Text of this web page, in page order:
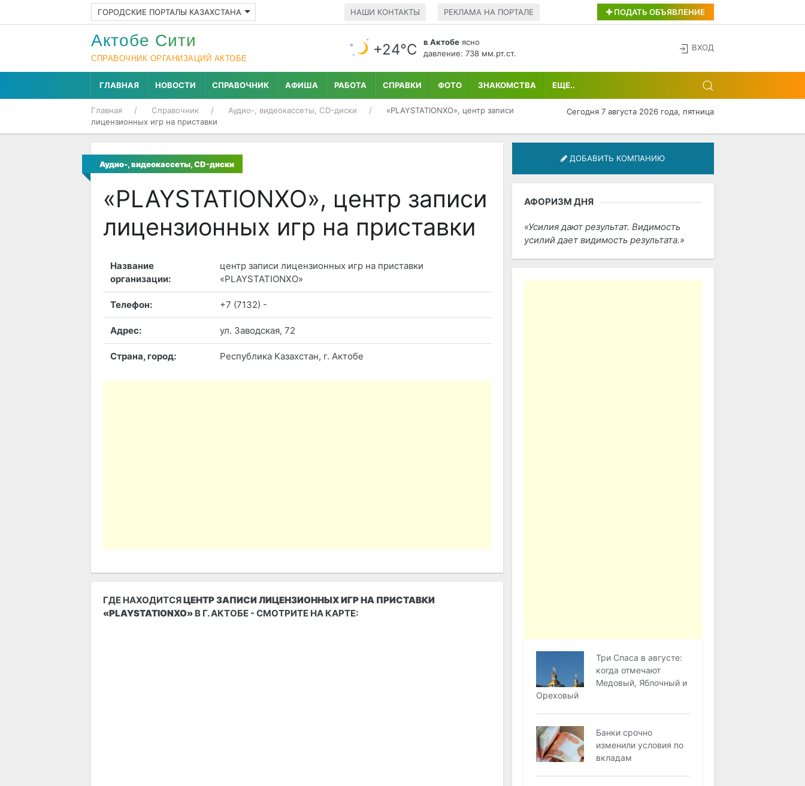
ГОРОДСКИЕ ПОРТАЛЫ КАЗАХСТАНА НАШИ КОНТАКТЫ РЕКЛАМА НА ПОРТАЛЕ ПОДАТЬ ОБЪЯВЛЕНИЕ
Актобе Cити
СПРАВОЧНИК ОРГАНИЗАЦИЙ АКТОБЕ
+24°С в Актобе ясно
давление: 738 мм.рт.ст.
ВХОД
ГЛАВНАЯ НОВОСТИ СПРАВОЧНИК АФИША РАБОТА СПРАВКИ ФОТО ЗНАКОМСТВА ЕЩЕ..
Главная Справочник Аудио-, видеокассеты, СD-диски
«PLAYSTATIONXO», центр записи
лицензионных игр на приставки
Сегодня 7 августа 2026 года, пятница
Аудио-, видеокассеты, СD-диски
«PLAYSTATIONXO», центр записи
лицензионных игр на приставки
Название
организации:
центр записи лицензионных игр на приставки
«PLAYSTATIONXO»
Телефон: +7 (7132) -
Адрес: ул. Заводская, 72
Страна, город: Республика Казахстан, г. Актобе
ГДЕ НАХОДИТСЯЦЕНТР ЗАПИСИ ЛИЦЕНЗИОННЫХ ИГР НА ПРИСТАВКИ
«PLAYSTATIONXO» В Г. АКТОБЕ - СМОТРИТЕ НА КАРТЕ:
ДОБАВИТЬ КОМПАНИЮ
АФОРИЗМ ДНЯ
Усилия дают результат. Видимость
усилий дает видимость результата.
Три Спаса в августе:
когда отмечают
Медовый, Яблочный и
Ореховый
Банки срочно
изменили условия по
вкладам